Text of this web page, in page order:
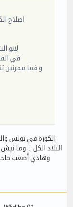
اصلاح
لانو
في
و فما ممرنين
الكورة في تونس
البلاد الكل ... وما
وهاذي أصعب